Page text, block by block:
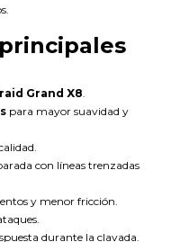
Grand X8.
para mayor suavidad y
con líneas trenzadas
y menor fricción.
durante la clavada.